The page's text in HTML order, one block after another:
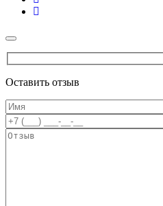
Оставить отзыв